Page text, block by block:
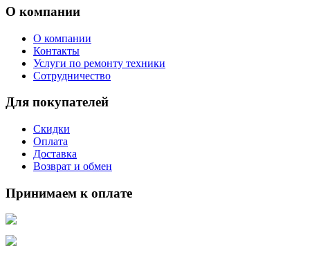
О компании
О компании
Контакты
Услуги по ремонту техники
Сотрудничество
Для покупателей
Скидки
Оплата
Доставка
Возврат и обмен
Принимаем к оплате